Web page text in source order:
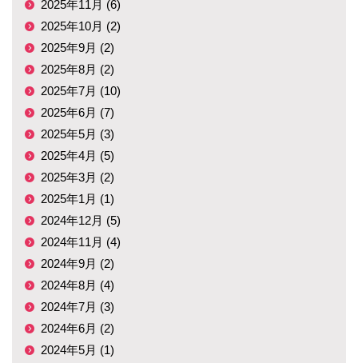
2025年11月 (6)
2025年10月 (2)
2025年9月 (2)
2025年8月 (2)
2025年7月 (10)
2025年6月 (7)
2025年5月 (3)
2025年4月 (5)
2025年3月 (2)
2025年1月 (1)
2024年12月 (5)
2024年11月 (4)
2024年9月 (2)
2024年8月 (4)
2024年7月 (3)
2024年6月 (2)
2024年5月 (1)